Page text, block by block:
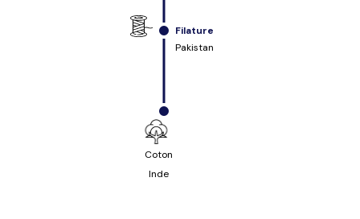
Filature
Pakistan
Coton
Inde